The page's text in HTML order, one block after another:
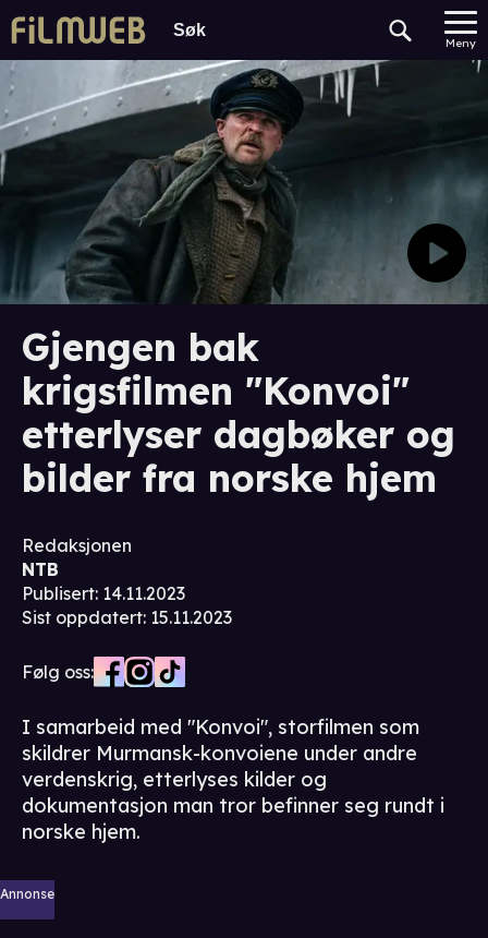
Meny
Gjengen bak
krigsfilmen "Konvoi"
etterlyser dagbøker og
bilder fra norske hjem
Redaksjonen
NTB
Publisert: 14.11.2023
Sist oppdatert: 15.11.2023
Følg oss:
I samarbeid med "Konvoi", storfilmen som
skildrer Murmansk-konvoiene under andre
verdenskrig, etterlyses kilder og
dokumentasjon man tror befinner seg rundt i
norske hjem.
Annonse